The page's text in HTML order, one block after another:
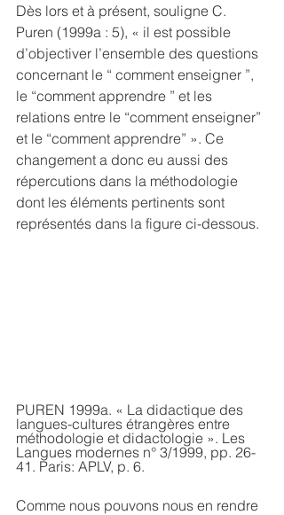
Dès lors et à présent, souligne C.
Puren (1999a : 5), « il est possible
d’objectiver l’ensemble des questions
concernant le “ comment enseigner ”,
le “comment apprendre ” et les
relations entre le “comment enseigner”
et le “comment apprendre” ». Ce
changement a donc eu aussi des
répercutions dans la méthodologie
dont les éléments pertinents sont
représentés dans la figure ci-dessous.
PUREN 1999a. « La didactique des
langues-cultures étrangères entre
méthodologie et didactologie ». Les
Langues modernes n° 3/1999, pp. 26-
41. Paris: APLV, p. 6.
Comme nous pouvons nous en rendre